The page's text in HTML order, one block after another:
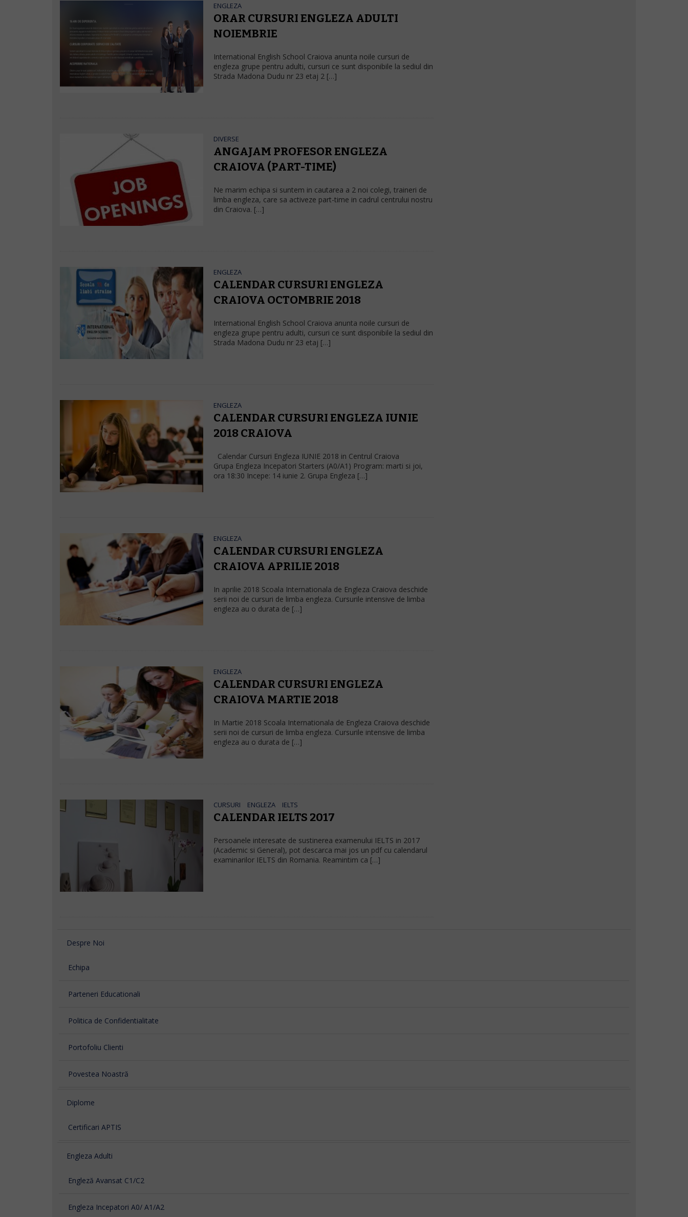
ENGLEZA
ORAR CURSURI ENGLEZA ADULTI
NOIEMBRIE
International English School Craiova anunta noile cursuri de
engleza grupe pentru adulti, cursuri ce sunt disponibile la sediul din
Strada Madona Dudu nr 23 etaj 2 […]
DIVERSE
ANGAJAM PROFESOR ENGLEZA
CRAIOVA (PART-TIME)
Ne marim echipa si suntem in cautarea a 2 noi colegi, traineri de
limba engleza, care sa activeze part-time in cadrul centrului nostru
din Craiova. […]
ENGLEZA
CALENDAR CURSURI ENGLEZA
CRAIOVA OCTOMBRIE 2018
International English School Craiova anunta noile cursuri de
engleza grupe pentru adulti, cursuri ce sunt disponibile la sediul din
Strada Madona Dudu nr 23 etaj […]
ENGLEZA
CALENDAR CURSURI ENGLEZA IUNIE
2018 CRAIOVA
Calendar Cursuri Engleza IUNIE 2018 in Centrul Craiova
Grupa Engleza Incepatori Starters (A0/A1) Program: marti si joi,
ora 18:30 Incepe: 14 iunie 2. Grupa Engleza […]
ENGLEZA
CALENDAR CURSURI ENGLEZA
CRAIOVA APRILIE 2018
In aprilie 2018 Scoala Internationala de Engleza Craiova deschide
serii noi de cursuri de limba engleza. Cursurile intensive de limba
engleza au o durata de […]
ENGLEZA
CALENDAR CURSURI ENGLEZA
CRAIOVA MARTIE 2018
In Martie 2018 Scoala Internationala de Engleza Craiova deschide
serii noi de cursuri de limba engleza. Cursurile intensive de limba
engleza au o durata de […]
CURSURI ENGLEZA IELTS
CALENDAR IELTS 2017
Persoanele interesate de sustinerea examenului IELTS in 2017
(Academic si General), pot descarca mai jos un pdf cu calendarul
examinarilor IELTS din Romania. Reamintim ca […]
Despre Noi
Echipa
Parteneri Educationali
Politica de Confidentialitate
Portofoliu Clienti
Povestea Noastră
Diplome
Certificari APTIS
Engleza Adulti
Engleză Avansat C1/C2
Engleza Incepatori A0/ A1/A2